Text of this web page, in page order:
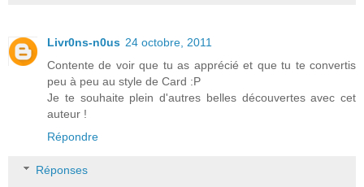
Livr0ns-n0us 24 octobre, 2011
Contente de voir que tu as apprécié et que tu te convertis
peu à peu au style de Card :P
Je te souhaite plein d'autres belles découvertes avec cet
auteur !
Répondre
Réponses